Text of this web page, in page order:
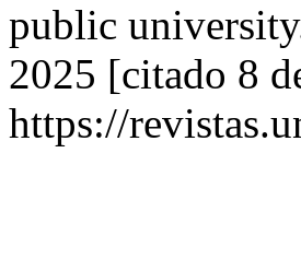
public
2025 [citado 8
https://